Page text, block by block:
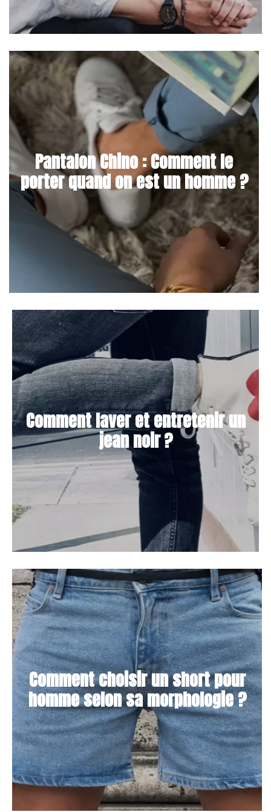
Pantalon Chino : Comment le
porter quand on est un homme ?
Comment laver et entretenir un
jean noir ?
Comment choisir un short pour
homme selon sa morphologie ?